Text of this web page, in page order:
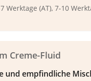
Werktage (AT), 7-10
Creme-Fluid
und empfindliche